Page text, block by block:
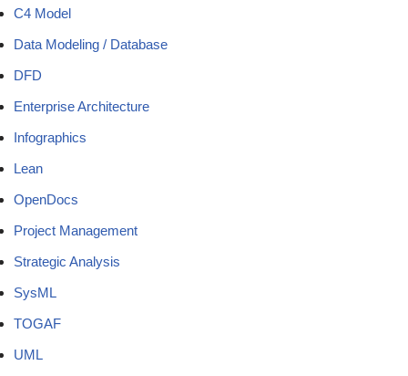
C4 Model
Data Modeling / Database
DFD
Enterprise Architecture
Infographics
Lean
OpenDocs
Project Management
Strategic Analysis
SysML
TOGAF
UML